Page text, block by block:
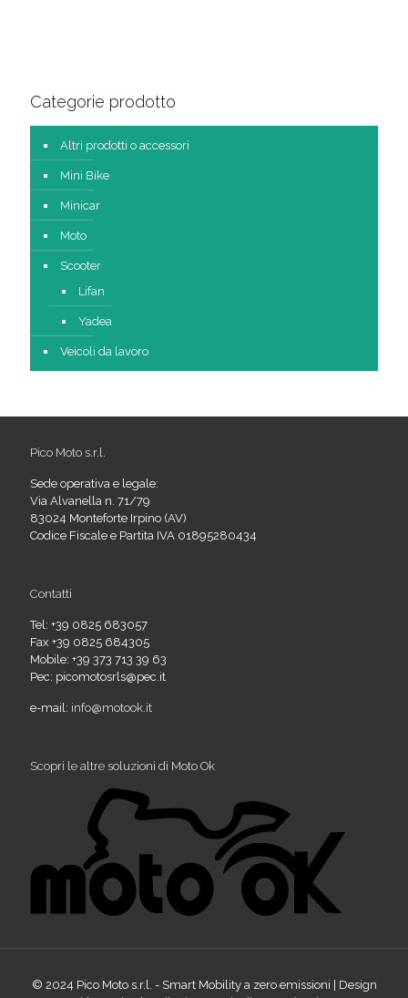
Categorie prodotto
Altri prodotti o accessori
Mini Bike
Minicar
Moto
Scooter
Lifan
Yadea
Veicoli da lavoro
Pico Moto s.r.l.
Sede operativa e legale:
Via Alvanella n. 71/79
83024 Monteforte Irpino (AV)
Codice Fiscale e Partita IVA 01895280434
Contatti
Tel: +39 0825 683057
Fax +39 0825 684305
Mobile: +39 373 713 39 63
Pec: picomotosrls@pec.it
e-mail: info@motook.it
Scopri le altre soluzioni di Moto Ok
© 2024 Pico Moto s.r.l. - Smart Mobility a zero emissioni | Design